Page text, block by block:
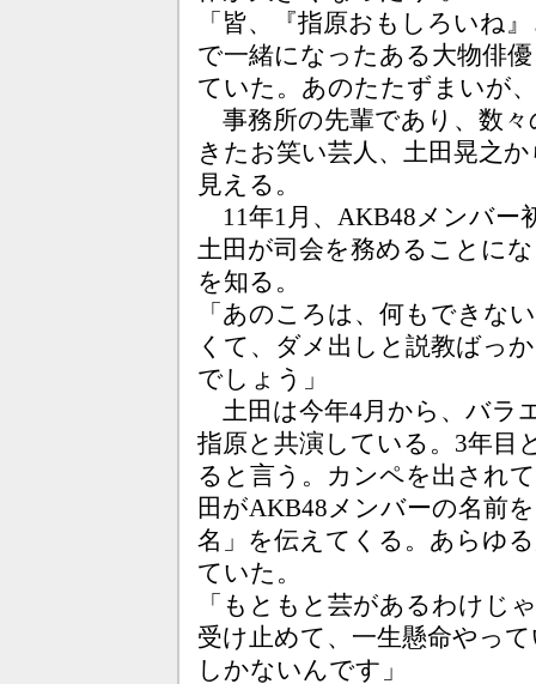
「皆、『指原おもしろいね
で一緒になったある大物俳
ていた。あのたたずまいが
事務所の先輩であり、数
きたお笑い芸人、土田晃之
見える。
11年1月、AKB48メンバー
土田が司会を務めることに
を知る。
「あのころは、何もできな
くて、ダメ出しと説教ばっ
でしょう」
土田は今年4月から、バラ
指原と共演している。3年目
ると言う。カンペを出され
田がAKB48メンバーの名前
名」を伝えてくる。あらゆ
ていた。
「もともと芸があるわけじ
受け止めて、一生懸命やっ
しかないんです」